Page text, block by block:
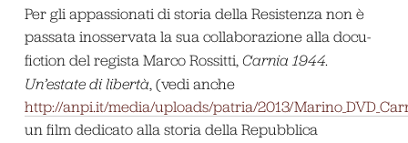
Per gli appassionati di storia della Resistenza non è
passata inosservata la sua collaborazione alla docu-
fiction del regista Marco Rossitti, Carnia 1944.
Un’estate di libertà, (vedi anche
http://anpi.it/media/uploads/patria/2013/
un film dedicato alla storia della Repubblica